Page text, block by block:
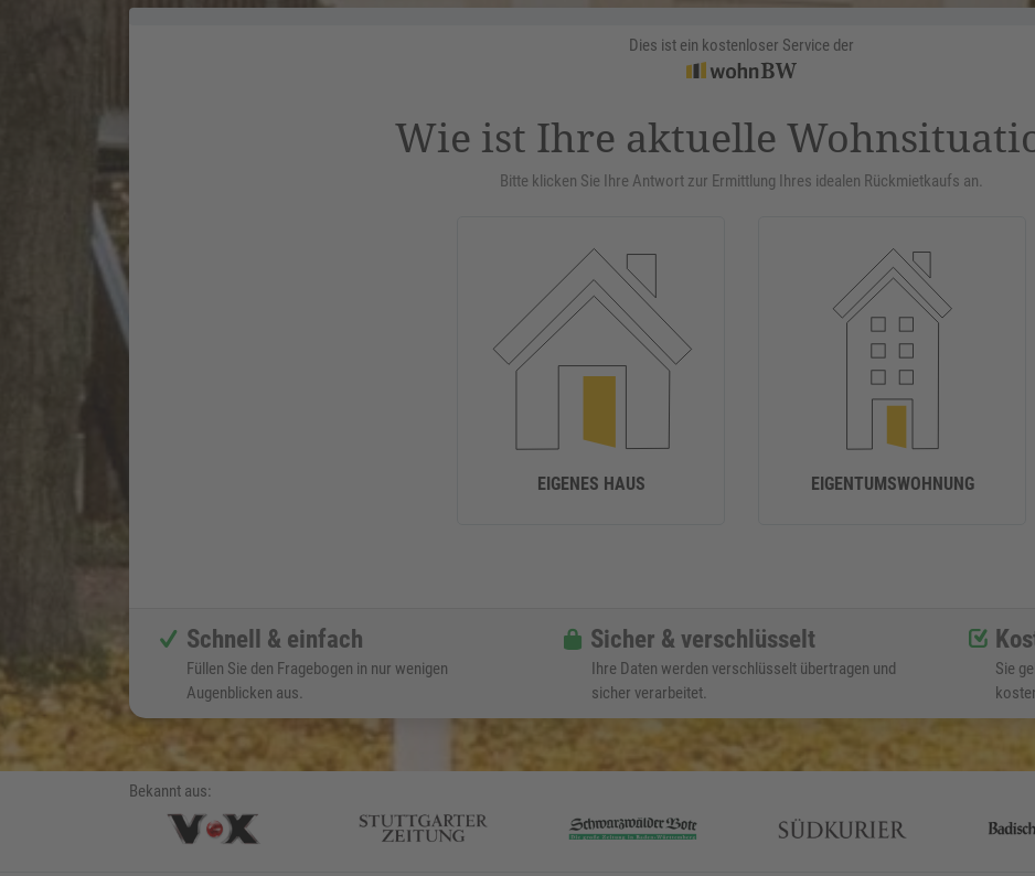
Dies ist ein kostenloser Service der
Wie ist Ihre aktuelle
Bitte klicken Sie Ihre Antwort zur Ermittlung Ihres idealen Rückmietkaufs an.
EIGENES HAUS EIGENTUMSWOHNUNG
Schnell & einfach
Füllen Sie den Fragebogen in nur wenigen
Augenblicken aus.
Sicher & verschlüsselt
Ihre Daten werden verschlüsselt übertragen und
sicher verarbeitet.
Sie
Bekannt aus: